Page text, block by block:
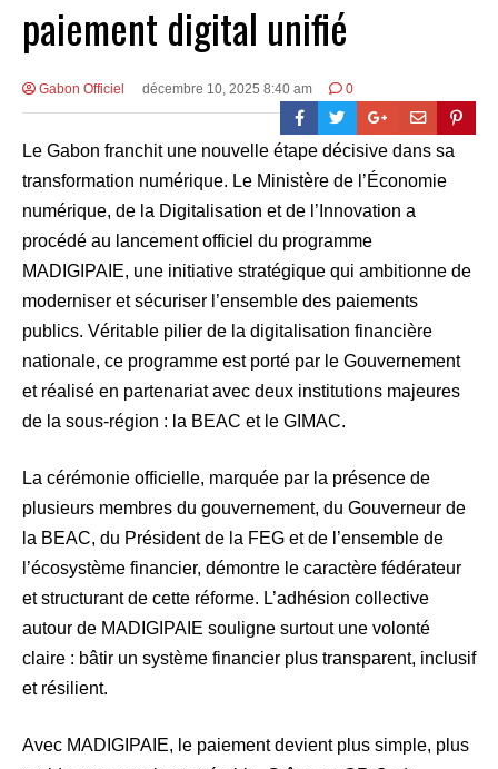
paiement digital unifié
Gabon Officiel décembre 10, 2025 8:40 am 0
Le Gabon franchit une nouvelle étape décisive dans sa
transformation numérique. Le Ministère de l’Économie
numérique, de la Digitalisation et de l’Innovation a
procédé au lancement officiel du programme
MADIGIPAIE, une initiative stratégique qui ambitionne de
moderniser et sécuriser l’ensemble des paiements
publics. Véritable pilier de la digitalisation financière
nationale, ce programme est porté par le Gouvernement
et réalisé en partenariat avec deux institutions majeures
de la sous-région : la BEAC et le GIMAC.
La cérémonie officielle, marquée par la présence de
plusieurs membres du gouvernement, du Gouverneur de
la BEAC, du Président de la FEG et de l’ensemble de
l’écosystème financier, démontre le caractère fédérateur
et structurant de cette réforme. L’adhésion collective
autour de MADIGIPAIE souligne surtout une volonté
claire : bâtir un système financier plus transparent, inclusif
et résilient.
Avec MADIGIPAIE, le paiement devient plus simple, plus